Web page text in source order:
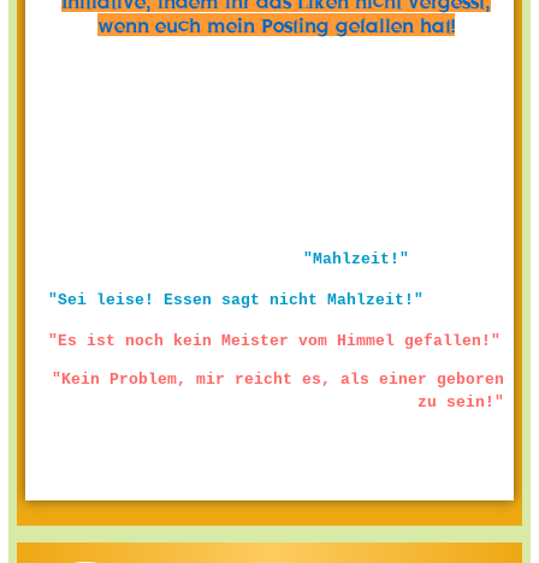
wenn euch mein Posting gefallen hat!
"Mahlzeit!"
"Sei leise! Essen sagt nicht Mahlzeit!"
"Es ist noch kein Meister vom Himmel gefallen!"
"Kein Problem, mir reicht es, als einer geboren
zu sein!"